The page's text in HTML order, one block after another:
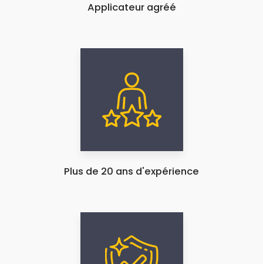
Applicateur agréé
Plus de 20 ans d'expérience